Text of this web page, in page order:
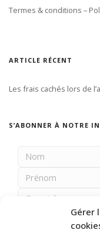
Gérer
Termes & conditions –
ARTICLE RÉCENT
Les frais cachés lors de
S’ABONNER À NOTRE